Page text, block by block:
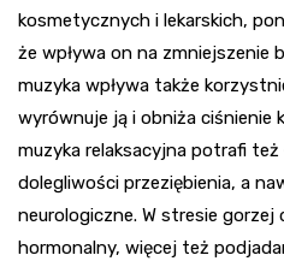
kosmetycznych i lekarskich,
że wpływa on na zmniejszenie
muzyka wpływa także
wyrównuje ją i obniża ciśnienie
muzyka relaksacyjna potrafi też
dolegliwości przeziębienia, a
neurologiczne. W stresie gorzej
hormonalny, więcej też